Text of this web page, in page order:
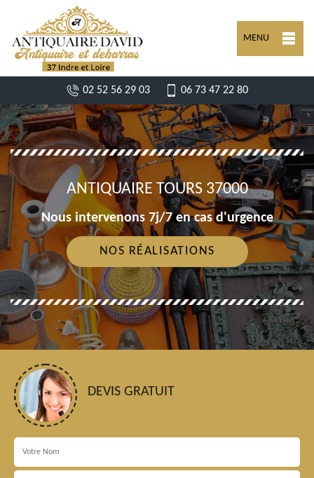
MENU
02 52 56 29 03 06 73 47 22 80
ANTIQUAIRE TOURS 37000
Nous intervenons 7j/7 en cas d'urgence
NOS RÉALISATIONS
DEVIS GRATUIT